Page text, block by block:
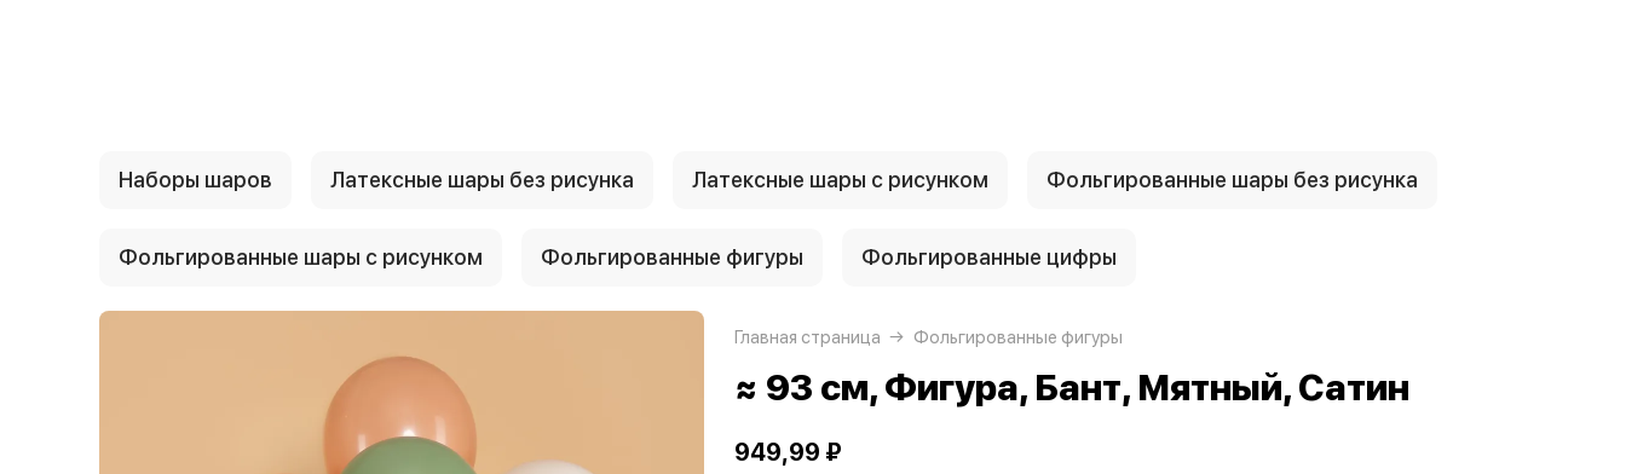
Наборы шаров Латексные шары без рисунка Латексные шары с рисунком Фольгированные шары без рисунка
Фольгированные шары с рисунком Фольгированные фигуры Фольгированные цифры
Главная страница Фольгированные фигуры
≈ 93 см, Фигура, Бант, Мятный, Сатин
949,99 ₽